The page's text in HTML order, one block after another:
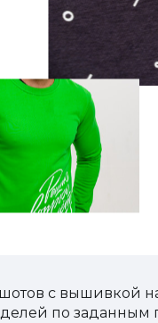
с вышивкой
по заданным